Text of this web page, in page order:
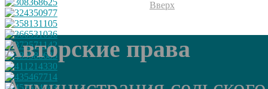
Вверх
Авторские права